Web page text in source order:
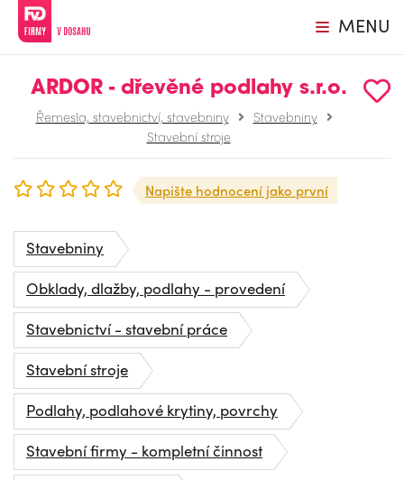
MENU
ARDOR - dřevěné podlahy s.r.o.
Řemesla, stavebnictví, stavebniny
Stavebniny
Stavební stroje
Napište hodnocení jako první
Stavebniny
Obklady, dlažby, podlahy - provedení
Stavebnictví - stavební práce
Stavební stroje
Podlahy, podlahové krytiny, povrchy
Stavební firmy - kompletní činnost